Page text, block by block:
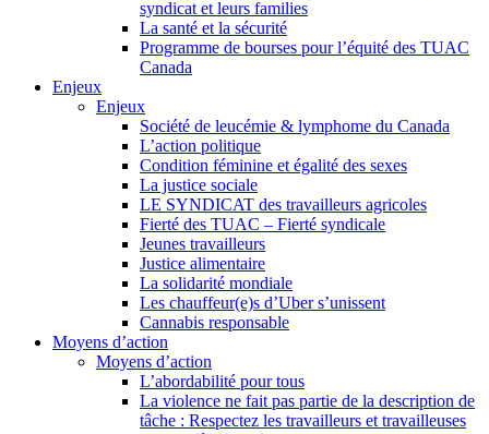
syndicat et leurs families
La santé et la sécurité
Programme de bourses pour l’équité des TUAC
Canada
Enjeux
Enjeux
Société de leucémie & lymphome du Canada
L’action politique
Condition féminine et égalité des sexes
La justice sociale
LE SYNDICAT des travailleurs agricoles
Fierté des TUAC – Fierté syndicale
Jeunes travailleurs
Justice alimentaire
La solidarité mondiale
Les chauffeur(e)s d’Uber s’unissent
Cannabis responsable
Moyens d’action
Moyens d’action
L’abordabilité pour tous
La violence ne fait pas partie de la description de
tâche : Respectez les travailleurs et travailleuses